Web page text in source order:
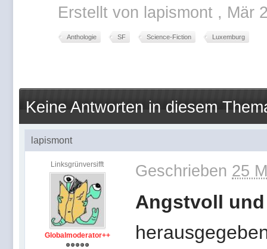
Erstellt von lapismont , Mär
Anthologie SF Science-Fiction Luxemburg
Keine Antworten in diesem
lapismont
Linksgrünversifft
Globalmoderator++
Geschrieben 25
Angstvoll